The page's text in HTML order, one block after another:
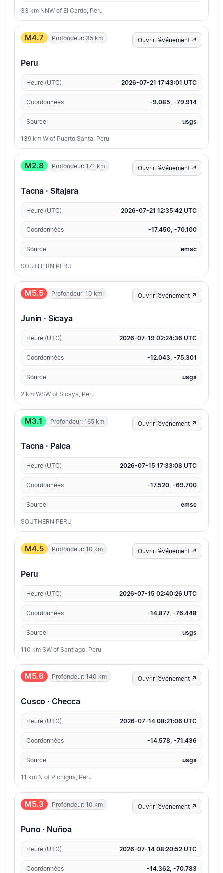
33 km NNW of El Cardo, Peru
M4.7 Profondeur: 35 km Ouvrir l’événement ↗
Peru
Heure (UTC) 2026-07-21 17:43:01 UTC
Coordonnées -9.085, -79.914
Source usgs
139 km W of Puerto Santa, Peru
M2.8 Profondeur: 171 km Ouvrir l’événement ↗
Tacna · Sitajara
Heure (UTC) 2026-07-21 12:35:42 UTC
Coordonnées -17.450, -70.100
Source emsc
SOUTHERN PERU
M5.5 Profondeur: 10 km Ouvrir l’événement ↗
Junín · Sicaya
Heure (UTC) 2026-07-19 02:24:36 UTC
Coordonnées -12.043, -75.301
Source usgs
2 km WSW of Sicaya, Peru
M3.1 Profondeur: 165 km Ouvrir l’événement ↗
Tacna · Palca
Heure (UTC) 2026-07-15 17:33:08 UTC
Coordonnées -17.520, -69.700
Source emsc
SOUTHERN PERU
M4.5 Profondeur: 10 km Ouvrir l’événement ↗
Peru
Heure (UTC) 2026-07-15 02:40:26 UTC
Coordonnées -14.877, -76.448
Source usgs
110 km SW of Santiago, Peru
M5.6 Profondeur: 140 km Ouvrir l’événement ↗
Cusco · Checca
Heure (UTC) 2026-07-14 08:21:06 UTC
Coordonnées -14.578, -71.436
Source usgs
11 km N of Pichigua, Peru
M5.3 Profondeur: 10 km Ouvrir l’événement ↗
Puno · Nuñoa
Heure (UTC) 2026-07-14 08:20:52 UTC
Coordonnées -14.362, -70.783